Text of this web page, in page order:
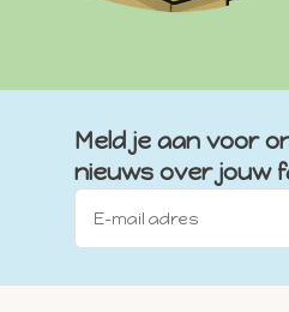
Meld je aan voor
nieuws over jouw